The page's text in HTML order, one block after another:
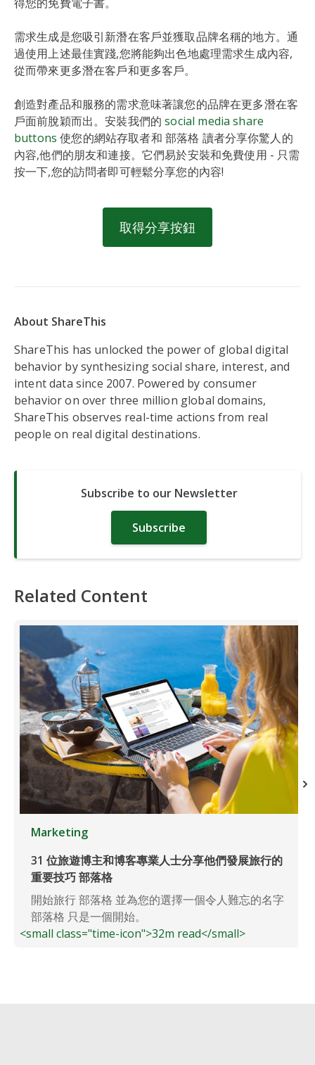
需求生成是您吸引新潛在客戶並獲取品牌名稱的地方。通
過使用上述最佳實踐,您將能夠出色地處理需求生成內容,
從而帶來更多潛在客戶和更多客戶。
創造對產品和服務的需求意味著讓您的品牌在更多潛在客
戶面前脫穎而出。安裝我們的social media share
buttons 使您的網站存取者和 部落格 讀者分享你驚人的
內容,他們的朋友和連接。它們易於安裝和免費使用 - 只需
按一下,您的訪問者即可輕鬆分享您的內容!
取得分享按鈕
About ShareThis
ShareThis has unlocked the power of global digital
behavior by synthesizing social share, interest, and
intent data since 2007. Powered by consumer
behavior on over three million global domains,
ShareThis observes real-time actions from real
people on real digital destinations.
Subscribe to our Newsletter
Subscribe
Related Content
Marketing
31 位旅遊博主和博客專業人士分享他們發展旅行的
重要技巧 部落格
開始旅行 部落格 並為您的選擇一個令人難忘的名字
部落格 只是一個開始。
<small class="time-icon">32m read</small>